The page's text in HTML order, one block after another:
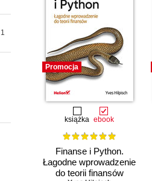
1
Promocja
książka ebook
Finanse i Python.
Łagodne wprowadzenie
do teorii finansów